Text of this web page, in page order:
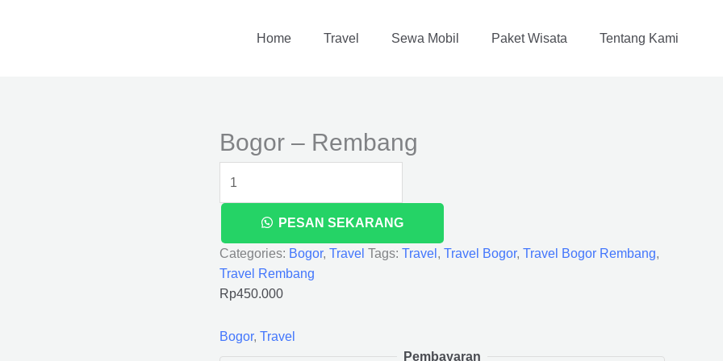
Home Travel Sewa Mobil Paket Wisata Tentang Kami
Bogor – Rembang
PESAN SEKARANG
Categories: Bogor, Travel Tags: Travel , Travel Bogor, Travel Bogor Rembang,
Travel Rembang
Rp450.000
Bogor, Travel
Pembayaran